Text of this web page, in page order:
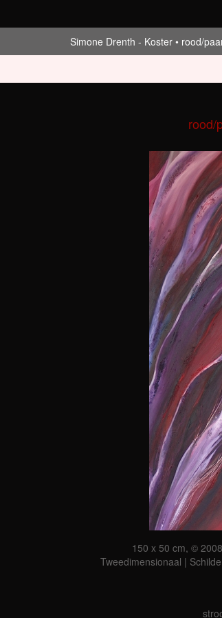
Simone Drenth - Koster
rood/
rood/
150 x 50 cm, ©
Tweedimensionaal |